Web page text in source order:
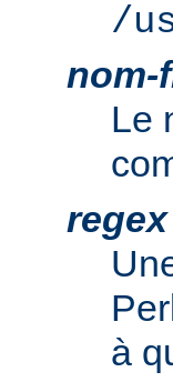
/
nom-
Le
regex
à